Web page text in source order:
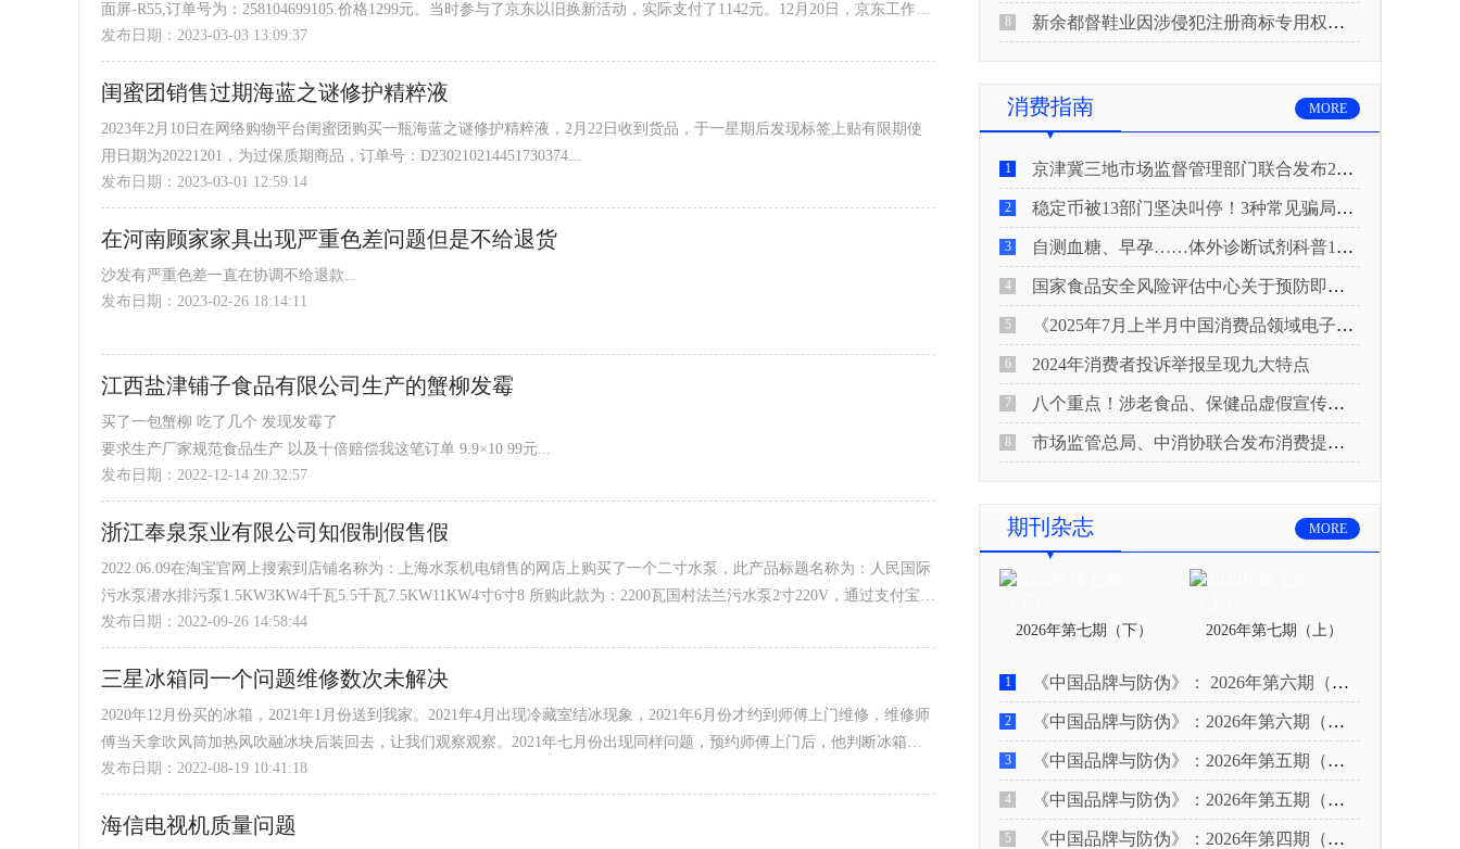
面屏-R55,订单号为：258104699105.价格1299元。当时参与了京东以旧换新活动，实际支付了1142元。12月20日，京东工作人
员通过物流将电视机送至我家中正常使用。
2023年1月1日，我们在正常收看中发现电视机出现闪屏，我就让成都的侄女在网上申请售后，但是整个售后过程没有人给我
们联系过，系统于1月2日自动关闭了售后申请！
后来...
发布日期：2023-03-03 13:09:37
闺蜜团销售过期海蓝之谜修护精粹液
2023年2月10日在网络购物平台闺蜜团购买一瓶海蓝之谜修护精粹液，2月22日收到货品，于一星期后发现标签上贴有限期使
用日期为20221201，为过保质期商品，订单号：D230210214451730374...
发布日期：2023-03-01 12:59:14
在河南顾家家具出现严重色差问题但是不给退货
沙发有严重色差一直在协调不给退款...
发布日期：2023-02-26 18:14:11
江西盐津铺子食品有限公司生产的蟹柳发霉
买了一包蟹柳 吃了几个 发现发霉了
要求生产厂家规范食品生产 以及十倍赔偿我这笔订单 9.9×10 99元...
发布日期：2022-12-14 20:32:57
浙江奉泉泵业有限公司知假制假售假
2022.06.09在淘宝官网上搜索到店铺名称为：上海水泵机电销售的网店上购买了一个二寸水泵，此产品标题名称为：人民国际
污水泵潜水排污泵1.5KW3KW4千瓦5.5千瓦7.5KW11KW4寸6寸8 所购此款为：2200瓦国村法兰污水泵2寸220V，通过支付宝付
款560元，订单号：2022060922001100691413046576
此款产品，标题图片很清楚的标识：人民水泵 WQ污水泵强力排污 全铜电机 强劲动力 过热保护 国标法兰 高扬程 耐腐蚀 生
活污水 市政污水 工业污水 养...
发布日期：2022-09-26 14:58:44
三星冰箱同一个问题维修数次未解决
2020年12月份买的冰箱，2021年1月份送到我家。2021年4月出现冷藏室结冰现象，2021年6月份才约到师傅上门维修，维修师
傅当天拿吹风筒加热风吹融冰块后装回去，让我们观察观察。2021年七月份出现同样问题，预约师傅上门后，他判断冰箱冷
冻室抽屉没有密封到位，打了玻璃胶粘在冰箱主体上。2021年8月份冰箱还是出现同样的结冰问题。2021年9月份预约师傅上
门后，他搞不定要拉回本地维修站检测维修。2021年10月份冰箱回来后，使用至2022年3-7月份不定时出现冰箱异响，制冷效
果越来越差。预约师傅上门后，...
发布日期：2022-08-19 10:41:18
海信电视机质量问题
8 新余都督鞋业因涉侵犯注册商标专用权被查
消费指南 MORE
1 京津冀三地市场监督管理部门联合发布2026年春节期间消费提示
2 稳定币被13部门坚决叫停！3种常见骗局“套路”曝光
3 自测血糖、早孕……体外诊断试剂科普10问来了！建议收藏
4 国家食品安全风险评估中心关于预防即食真空包装肉制品肉毒中毒的风险提示
5 《2025年7月上半月中国消费品领域电子电器行业产品质量投诉分析报告》
6 2024年消费者投诉举报呈现九大特点
7 八个重点！涉老食品、保健品虚假宣传识别技巧
8 市场监管总局、中消协联合发布消费提示：关注检测报告：果蔬安全的“通行证”
期刊杂志 MORE
2026年第七期（下） 2026年第七期（上）
1 《中国品牌与防伪》： 2026年第六期（下）
2 《中国品牌与防伪》：2026年第六期（上）
3 《中国品牌与防伪》：2026年第五期（下）
4 《中国品牌与防伪》：2026年第五期（上）
5 《中国品牌与防伪》：2026年第四期（下）